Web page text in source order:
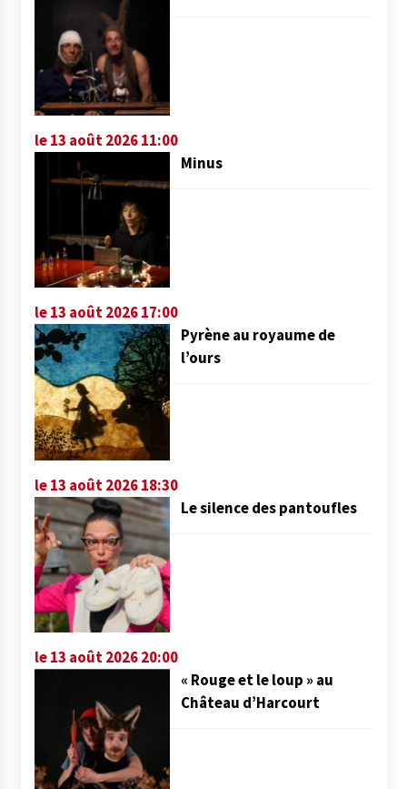
le 13 août 2026 11:00
Minus
le 13 août 2026 17:00
Pyrène au royaume de
l’ours
le 13 août 2026 18:30
Le silence des pantoufles
le 13 août 2026 20:00
« Rouge et le loup » au
Château d’Harcourt